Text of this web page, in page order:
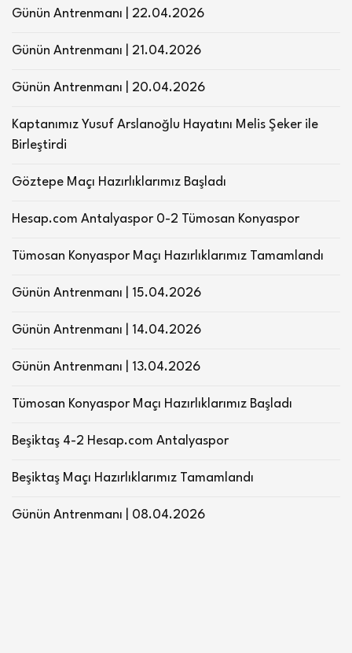
Günün Antrenmanı | 22.04.2026
Günün Antrenmanı | 21.04.2026
Günün Antrenmanı | 20.04.2026
Kaptanımız Yusuf Arslanoğlu Hayatını Melis Şeker ile
Birleştirdi
Göztepe Maçı Hazırlıklarımız Başladı
Hesap.com Antalyaspor 0-2 Tümosan Konyaspor
Tümosan Konyaspor Maçı Hazırlıklarımız Tamamlandı
Günün Antrenmanı | 15.04.2026
Günün Antrenmanı | 14.04.2026
Günün Antrenmanı | 13.04.2026
Tümosan Konyaspor Maçı Hazırlıklarımız Başladı
Beşiktaş 4-2 Hesap.com Antalyaspor
Beşiktaş Maçı Hazırlıklarımız Tamamlandı
Günün Antrenmanı | 08.04.2026